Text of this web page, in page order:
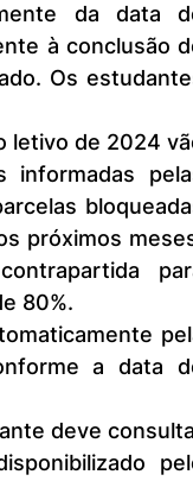
da data
à conclusão
Os
informadas
próximos
80%.
a data